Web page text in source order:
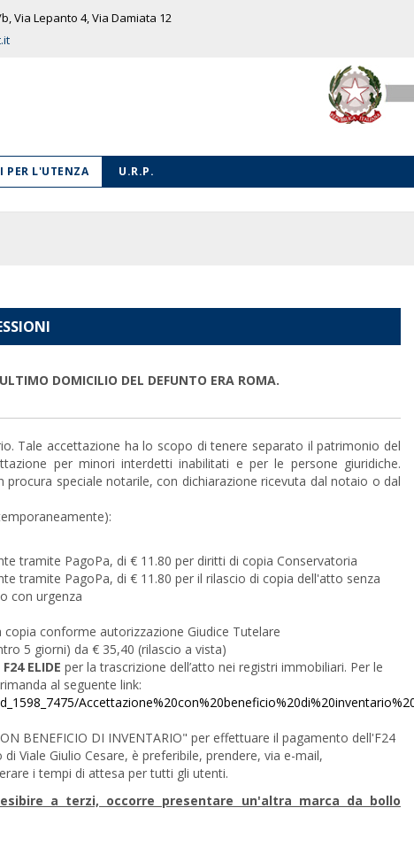
Via Lepanto 4, Via Damiata 12
PER L'UTENZA
U.R.P.
DOMICILIO DEL DEFUNTO ERA ROMA.
Tale accettazione ha lo scopo di tenere separato il patrimonio del
per minori interdetti inabilitati e per le persone giuridiche.
speciale notarile, con dichiarazione ricevuta dal notaio o dal
tramite PagoPa, di € 11.80 per diritti di copia Conservatoria
tramite PagoPa, di € 11.80 per il rilascio di copia dell'atto senza
con urgenza
conforme autorizzazione Giudice Tutelare
5 giorni) da € 35,40 (rilascio a vista)
ELIDE per la trascrizione dell’atto nei registri immobiliari. Per le
al seguente link:
BENEFICIO DI INVENTARIO" per effettuare il pagamento dell'F24
Viale Giulio Cesare, è preferibile, prendere, via e-mail,
i tempi di attesa per tutti gli utenti.
a terzi, occorre presentare un'altra marca da bollo